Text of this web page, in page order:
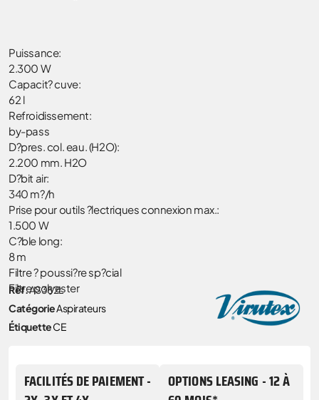
Puissance:
2.300 W
Capacit? cuve:
62 l
Refroidissement:
by-pass
D?pres. col. eau. (H2O):
2.200 mm. H2O
D?bit air:
340 m?/h
Prise pour outils ?lectriques connexion max.:
1.500 W
C?ble long:
8 m
Filtre ? poussi?re sp?cial
Filtre polyester
Réf.AS382L
CatégorieAspirateurs
ÉtiquetteCE
FACILITÉS DE PAIEMENT -
OPTIONS LEASING - 12 À